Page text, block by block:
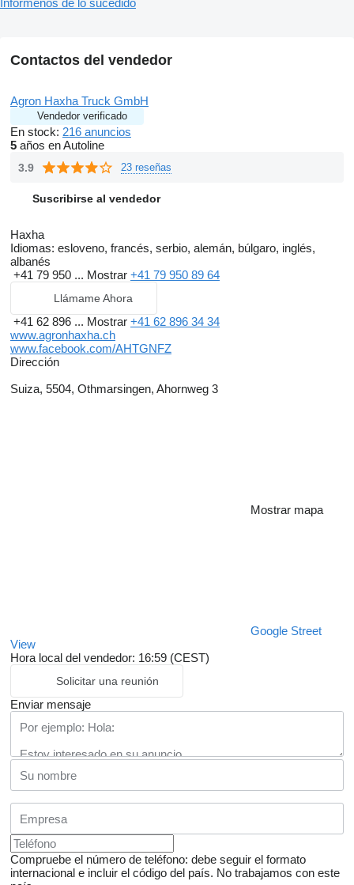
Infórmenos de lo sucedido
Contactos del vendedor
Agron Haxha Truck GmbH
Vendedor verificado
En stock: 216 anuncios
5 años en Autoline
3.9 23 reseñas
Suscribirse al vendedor
Haxha
Idiomas: esloveno, francés, serbio, alemán, búlgaro, inglés,
albanés
+41 79 950 ... Mostrar +41 79 950 89 64
Llámame Ahora
+41 62 896 ... Mostrar +41 62 896 34 34
www.agronhaxha.ch
www.facebook.com/AHTGNFZ
Dirección
Suiza, 5504, Othmarsingen, Ahornweg 3
Mostrar mapa
Google Street
View
Hora local del vendedor: 16:59 (CEST)
Solicitar una reunión
Enviar mensaje
Compruebe el número de teléfono: debe seguir el formato
internacional e incluir el código del país. No trabajamos con este